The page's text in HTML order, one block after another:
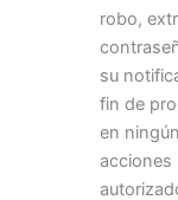
robo,
su
fin de
en
acciones